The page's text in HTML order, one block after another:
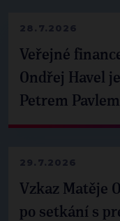
28.7.2026
Veřejné
Ondřej Havel
Petrem Pavlem
29.7.2026
Vzkaz Matěje
po setkání s